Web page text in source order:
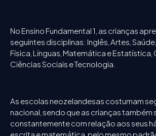
No Ensino Fundamental 1, as crianças
seguintes disciplinas: Inglês, Artes,
Física, Línguas, Matemática e Estatística,
Ciências Sociais e Tecnologia.
As escolas neozelandesas costumam
nacional, sendo que as crianças também
constantemente com relação aos seus